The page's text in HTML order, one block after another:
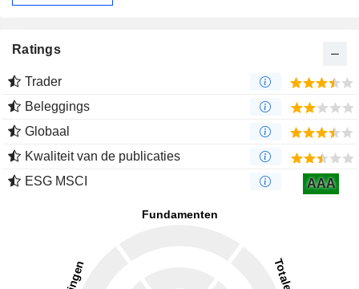
Ratings
Trader
Beleggings
Globaal
Kwaliteit van de publicaties
ESG MSCI
AAA